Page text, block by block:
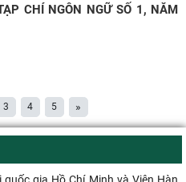
CHÍ NGÔN NGỮ SỐ 1, NĂM
3 4 5 »
gia Hồ Chí Minh và Viện Hàn